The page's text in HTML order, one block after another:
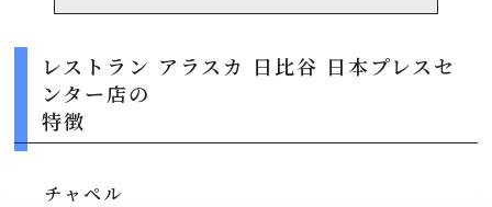
レストラン アラスカ 日比谷 日本プレスセ
ンター店の
特徴
チャペル